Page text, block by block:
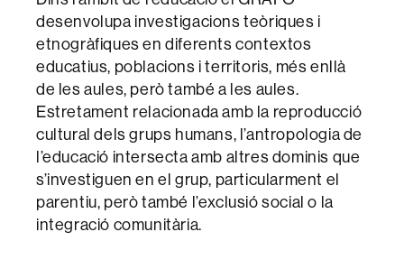
desenvolupa investigacions teòriques i
etnogràfiques en diferents contextos
educatius, poblacions i territoris, més enllà
de les aules, però també a les aules.
Estretament relacionada amb la reproducció
cultural dels grups humans, l’antropologia de
l’educació intersecta amb altres dominis que
s’investiguen en el grup, particularment el
parentiu, però també l’exclusió social o la
integració comunitària.